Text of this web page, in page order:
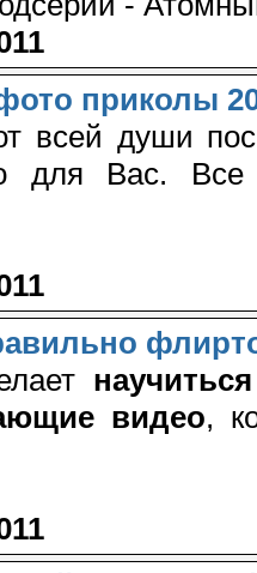
приколы
всей души
для Вас. Все
видео,